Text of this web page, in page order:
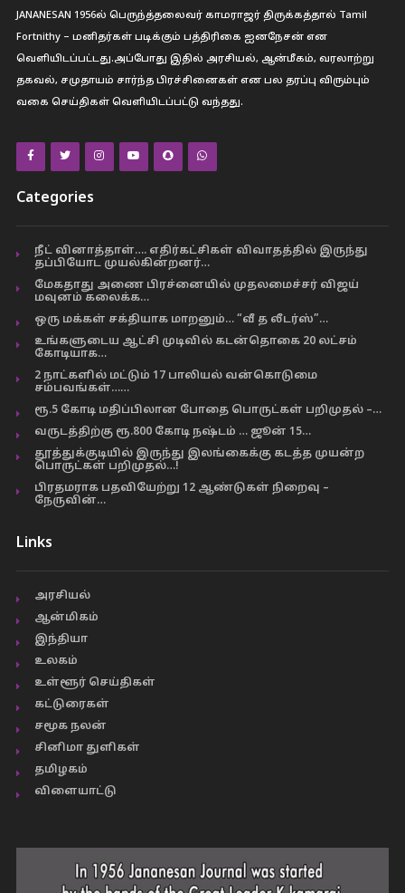
JANANESAN 1956ல் பெருந்த்தலைவர் காமராஜர் திருக்கத்தால் Tamil
Fortnithy – மனிதர்கள் படிக்கும் பத்திரிகை ஐனநேசன் என
வெளியிடப்பட்டது.அப்போது இதில் அரசியல், ஆன்மீகம், வரலாற்று
தகவல், சமுதாயம் சார்ந்த பிரச்சினைகள் என பல தரப்பு விரும்பும்
வகை செய்திகள் வெளியிடப்பட்டு வந்தது.
Categories
நீட் வினாத்தாள்…. எதிர்கட்சிகள் விவாதத்தில் இருந்து
தப்பியோட முயல்கின்றனர்…
மேகதாது அணை பிரச்னையில் முதலமைச்சர் விஜய்
மவுனம் கலைக்க…
ஒரு மக்கள் சக்தியாக மாறனும்… “வீ த லீடர்ஸ்”…
உங்களுடைய ஆட்சி முடிவில் கடன்தொகை 20 லட்சம்
கோடியாக…
2 நாட்களில் மட்டும் 17 பாலியல் வன்கொடுமை
சம்பவங்கள்……
ரூ.5 கோடி மதிப்பிலான போதை பொருட்கள் பறிமுதல் –…
வருடத்திற்கு ரூ.800 கோடி நஷ்டம் … ஜூன் 15…
தூத்துக்குடியில் இருந்து இலங்கைக்கு கடத்த முயன்ற
பொருட்கள் பறிமுதல்…!
பிரதமராக பதவியேற்று 12 ஆண்டுகள் நிறைவு –
நேருவின்…
Links
அரசியல்
ஆன்மிகம்
இந்தியா
உலகம்
உள்ளூர் செய்திகள்
கட்டுரைகள்
சமூக நலன்
சினிமா துளிகள்
தமிழகம்
விளையாட்டு